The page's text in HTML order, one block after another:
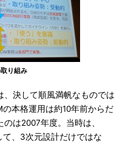
り組み
決して順風満帆なものでは
本格運用は約10年前からだ
は2007年度。当時は、
、3次元設計だけではな